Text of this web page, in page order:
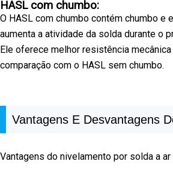
HASL com chumbo:
O HASL com chumbo contém chumbo e
aumenta a atividade da solda durante o
Ele oferece melhor resistência
comparação com o HASL sem chumbo.
Vantagens E Desvantagens
Vantagens do nivelamento por solda a ar